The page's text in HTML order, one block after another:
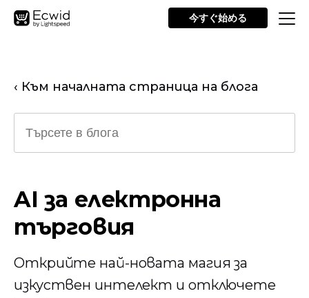
今すぐ始める
‹ Към началната страница на блога
AI за електронна
търговия
Открийте най-новата магия за
изкуствен интелект и отключете